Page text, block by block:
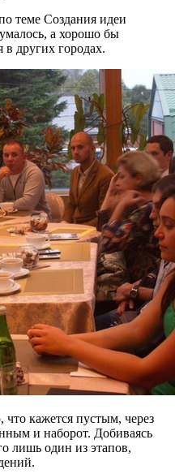
теме Создания идеи
а хорошо бы
других городах.
кажется пустым, через
и наборот. Добиваясь
лишь один из этапов,